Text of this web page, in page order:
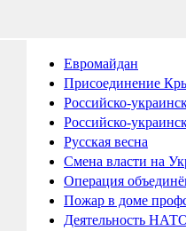
Евромайдан
Присоединение
Российско-
Российско-
Русская весна
Смена власти на
Операция
Пожар в доме
Деятельность